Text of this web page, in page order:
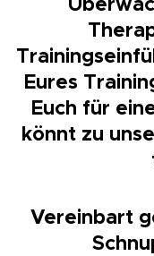
Eures
Euch für
könnt zu
Vereinbart